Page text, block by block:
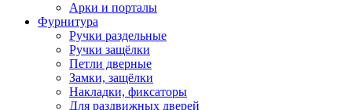
Арки и порталы
Фурнитура
Ручки раздельные
Ручки защёлки
Петли дверные
Замки, защёлки
Накладки, фиксаторы
Для раздвижных дверей